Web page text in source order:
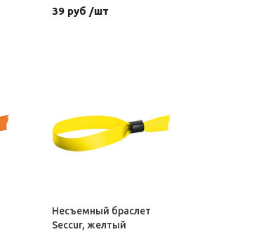
39 руб /шт
Несъемный браслет
Seccur, желтый